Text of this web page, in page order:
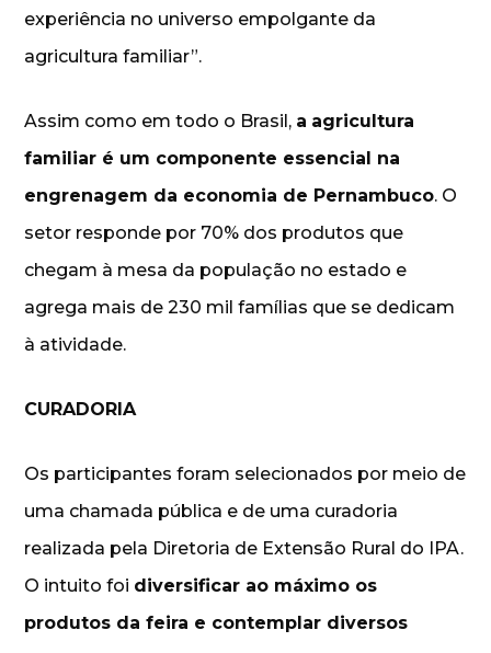
experiência no universo empolgante da
agricultura familiar”.
Assim como em todo o Brasil, a agricultura
familiar é um componente essencial na
engrenagem da economia de Pernambuco. O
setor responde por 70% dos produtos que
chegam à mesa da população no estado e
agrega mais de 230 mil famílias que se dedicam
à atividade.
CURADORIA
Os participantes foram selecionados por meio de
uma chamada pública e de uma curadoria
realizada pela Diretoria de Extensão Rural do IPA.
O intuito foi diversificar ao máximo os
produtos da feira e contemplar diversos